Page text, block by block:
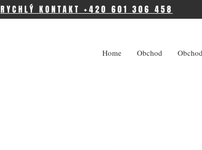
RYCHLÝ KONTAKT +420 601 306 458
Home Obchod